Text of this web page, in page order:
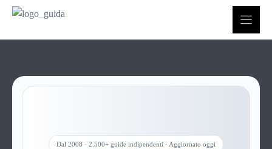
contenuto
Dal 2008 · 2.500+ guide indipendenti · Aggiornato oggi